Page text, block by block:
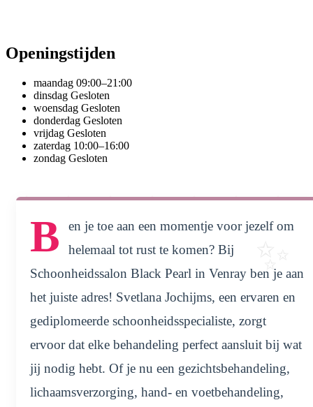
Openingstijden
maandag 09:00–21:00
dinsdag Gesloten
woensdag Gesloten
donderdag Gesloten
vrijdag Gesloten
zaterdag 10:00–16:00
zondag Gesloten
B
en je toe aan een momentje voor jezelf om
helemaal tot rust te komen? Bij
Schoonheidssalon Black Pearl in Venray ben je aan
het juiste adres! Svetlana Jochijms, een ervaren en
gediplomeerde schoonheidsspecialiste, zorgt
ervoor dat elke behandeling perfect aansluit bij wat
jij nodig hebt. Of je nu een gezichtsbehandeling,
lichaamsverzorging, hand- en voetbehandeling,